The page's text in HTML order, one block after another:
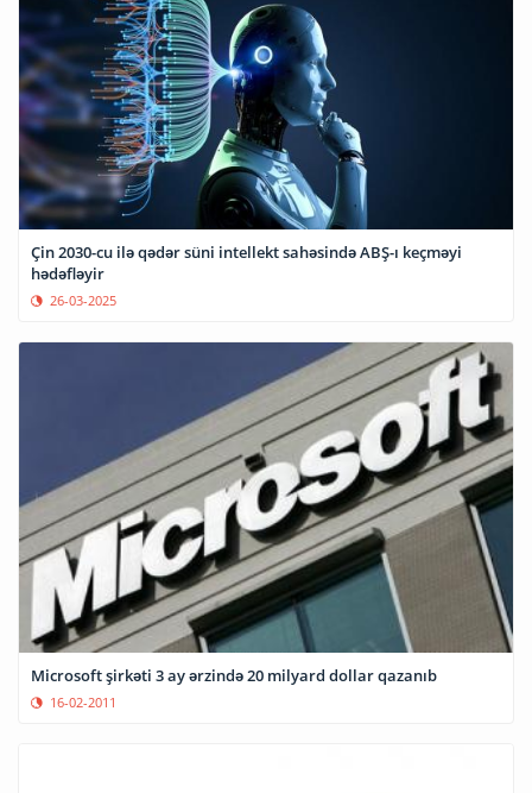
Çin 2030-cu ilə qədər süni intellekt sahəsində ABŞ-ı keçməyi
hədəfləyir
26-03-2025
Microsoft şirkəti 3 ay ərzində 20 milyard dollar qazanıb
16-02-2011